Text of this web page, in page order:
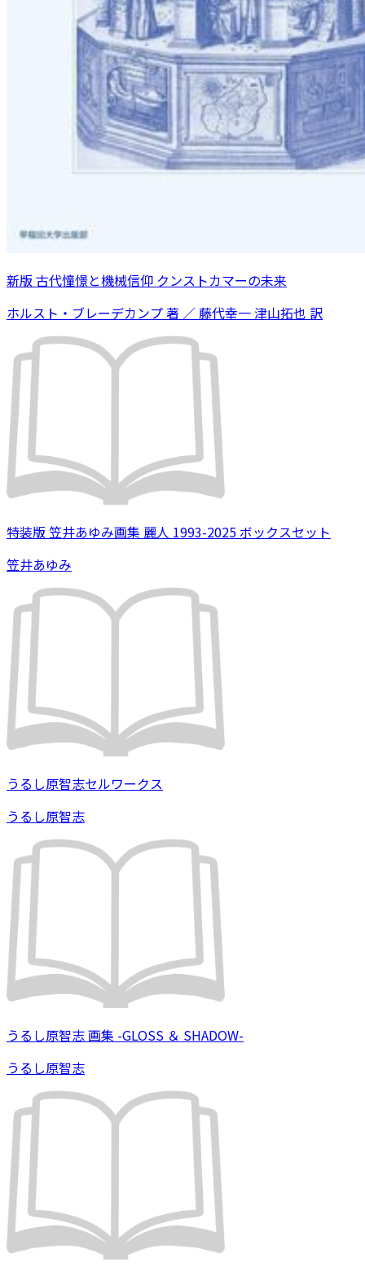
新版 古代憧憬と機械信仰 クンストカマーの未来
ホルスト・ブレーデカンプ 著 ／ 藤代幸一 津山拓也 訳
特装版 笠井あゆみ画集 麗人 1993-2025 ボックスセット
笠井あゆみ
うるし原智志セルワークス
うるし原智志
うるし原智志 画集 -GLOSS ＆ SHADOW-
うるし原智志